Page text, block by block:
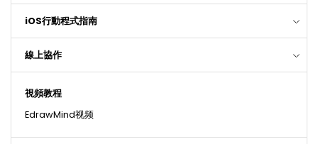
iOS行動程式指南
線上協作
視頻教程
EdrawMind视频